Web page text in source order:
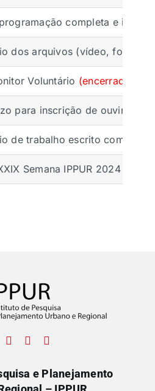
completa e início
dos arquivos (vídeo,
Voluntário (encerrado)
para inscrição de ouvintes
de trabalho escrito completo
Semana IPPUR 2024
e Planejamento